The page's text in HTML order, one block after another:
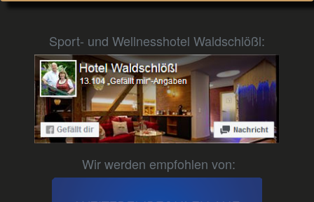
Sport- und Wellnesshotel Waldschlößl:
Wir werden empfohlen von: